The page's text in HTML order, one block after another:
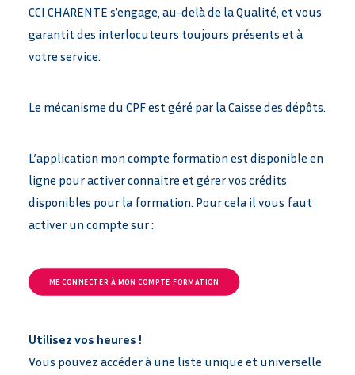
CCI CHARENTE s’engage, au-delà de la Qualité, et vous
garantit des interlocuteurs toujours présents et à
votre service.
Le mécanisme du CPF est géré par la Caisse des dépôts.
L’application mon compte formation est disponible en
ligne pour activer connaitre et gérer vos crédits
disponibles pour la formation. Pour cela il vous faut
activer un compte sur :
ME CONNECTER À MON COMPTE FORMATION
Utilisez vos heures !
Vous pouvez accéder à une liste unique et universelle